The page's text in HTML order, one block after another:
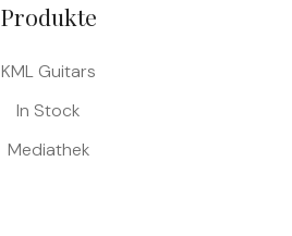
Produkte
KML Guitars
In Stock
Mediathek